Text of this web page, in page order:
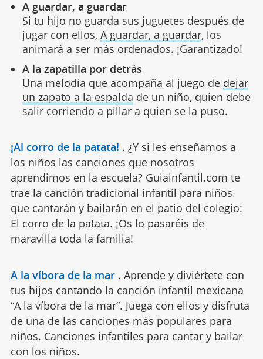
A guardar, a guardar
Si tu hijo no guarda sus juguetes después de
jugar con ellos, A guardar, a guardar, los
animará a ser más ordenados. ¡Garantizado!
A la zapatilla por detrás
Una melodía que acompaña al juego de dejar
un zapato a la espalda de un niño, quien debe
salir corriendo a pillar a quien se la puso.
¡Al corro de la patata! . ¿Y si les enseñamos a
los niños las canciones que nosotros
aprendimos en la escuela? Guiainfantil.com te
trae la canción tradicional infantil para niños
que cantarán y bailarán en el patio del colegio:
El corro de la patata. ¡Os lo pasaréis de
maravilla toda la familia!
A la víbora de la mar . Aprende y diviértete con
tus hijos cantando la canción infantil mexicana
“A la víbora de la mar”. Juega con ellos y disfruta
de una de las canciones más populares para
niños. Canciones infantiles para cantar y bailar
con los niños.